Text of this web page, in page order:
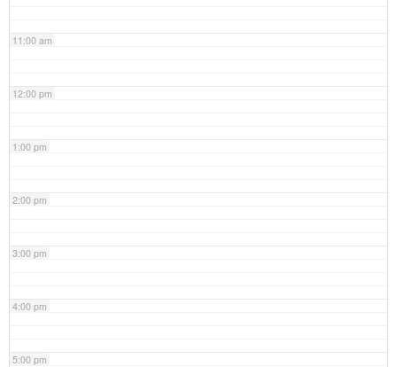
11:00 am
12:00 pm
1:00 pm
2:00 pm
3:00 pm
4:00 pm
5:00 pm